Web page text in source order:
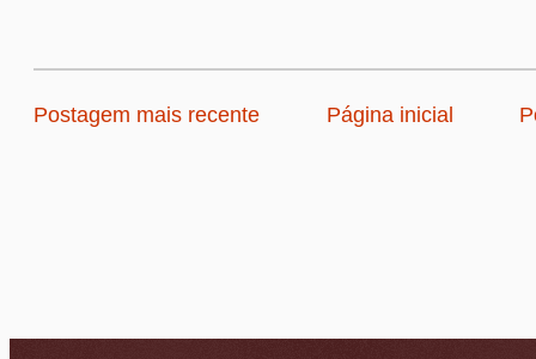
Postagem mais recente Página inicial